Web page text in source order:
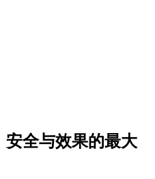
安全与效果的最大